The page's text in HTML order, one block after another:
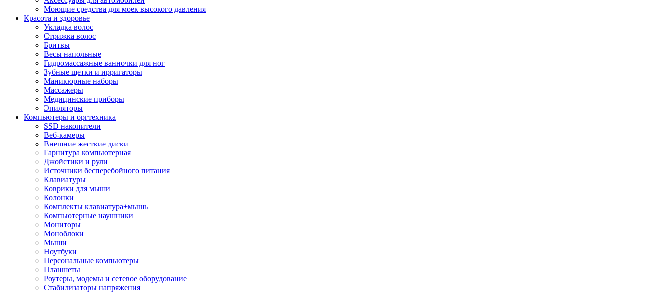
Моющие средства для моек высокого давления
Красота и здоровье
Укладка волос
Стрижка волос
Бритвы
Весы напольные
Гидромассажные ванночки для ног
Зубные щетки и ирригаторы
Маникюрные наборы
Массажеры
Медицинские приборы
Эпиляторы
Компьютеры и оргтехника
SSD накопители
Веб-камеры
Внешние жесткие диски
Гарнитура компьютерная
Джойстики и рули
Источники бесперебойного питания
Клавиатуры
Коврики для мыши
Колонки
Комплекты клавиатура+мышь
Компьютерные наушники
Мониторы
Моноблоки
Мыши
Ноутбуки
Персональные компьютеры
Планшеты
Роутеры, модемы и сетевое оборудование
Стабилизаторы напряжения